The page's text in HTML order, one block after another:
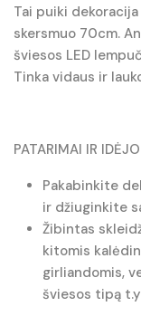
Tai puiki
skersmuo 70cm.
šviesos LED
Tinka vidaus ir
PATARIMAI IR
Pakabinkite
ir džiuginkite
Žibintas
kitomis
girliandomis,
šviesos tipą